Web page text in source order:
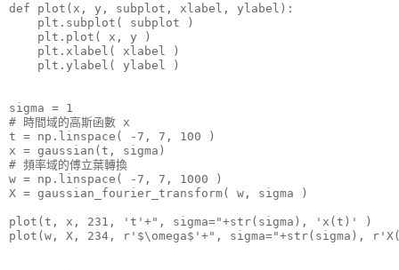
def plot(x, y, subplot, xlabel, ylabel):
    plt.subplot( subplot )
    plt.plot( x, y )
    plt.xlabel( xlabel )
    plt.ylabel( ylabel )
sigma = 1
# 時間域的高斯函數 x
t = np.linspace( -7, 7, 100 )
x = gaussian(t, sigma)
# 頻率域的傅立葉轉換
w = np.linspace( -7, 7, 1000 )
X = gaussian_fourier_transform( w, sigma )
plot(t, x, 231, 't'+", sigma="+str(sigma), 'x(t)' )
plot(w, X, 234, r'$\omega$'+", sigma="+str(sigma),